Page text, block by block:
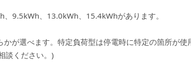
9.5kWh、13.0kWh、15.4kWhがあります。
が選べます。特定負荷型は停電時に特定の箇所が
談ください。)